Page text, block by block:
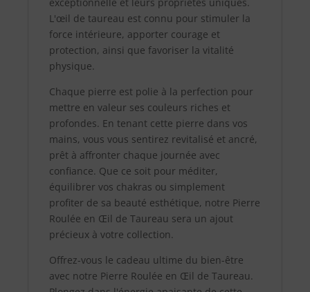
L'œil de taureau est connu pour stimuler la
force intérieure, apporter courage et
protection, ainsi que favoriser la vitalité
physique.
Chaque pierre est polie à la perfection pour
mettre en valeur ses couleurs riches et
profondes. En tenant cette pierre dans vos
mains, vous vous sentirez revitalisé et ancré,
prêt à affronter chaque journée avec
confiance. Que ce soit pour méditer,
équilibrer vos chakras ou simplement
profiter de sa beauté esthétique, notre Pierre
Roulée en Œil de Taureau sera un ajout
précieux à votre collection.
Offrez-vous le cadeau ultime du bien-être
avec notre Pierre Roulée en Œil de Taureau.